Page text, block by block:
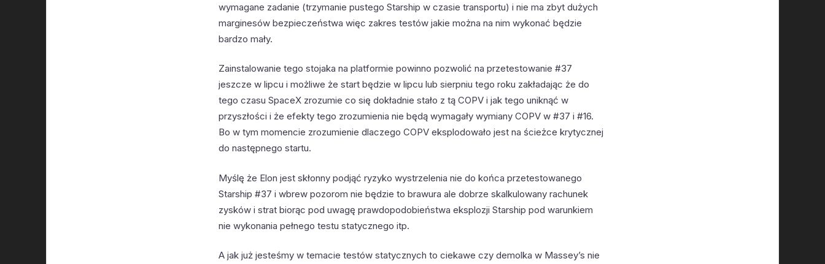
wymagane zadanie (trzymanie pustego Starship w czasie transportu) i nie ma zbyt dużych
marginesów bezpieczeństwa więc zakres testów jakie można na nim wykonać będzie
bardzo mały.
Zainstalowanie tego stojaka na platformie powinno pozwolić na przetestowanie #37
jeszcze w lipcu i możliwe że start będzie w lipcu lub sierpniu tego roku zakładając że do
tego czasu SpaceX zrozumie co się dokładnie stało z tą COPV i jak tego uniknąć w
przyszłości i że efekty tego zrozumienia nie będą wymagały wymiany COPV w #37 i #16.
Bo w tym momencie zrozumienie dlaczego COPV eksplodowało jest na ścieżce krytycznej
do następnego startu.
Myślę że Elon jest skłonny podjąć ryzyko wystrzelenia nie do końca przetestowanego
Starship #37 i wbrew pozorom nie będzie to brawura ale dobrze skalkulowany rachunek
zysków i strat biorąc pod uwagę prawdopodobieństwa eksplozji Starship pod warunkiem
nie wykonania pełnego testu statycznego itp.
A jak już jesteśmy w temacie testów statycznych to ciekawe czy demolka w Massey’s nie